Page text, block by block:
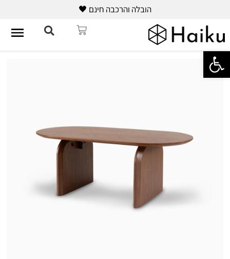
הובלה והרכבה חינם 🖤
פתח סרגל נגישות